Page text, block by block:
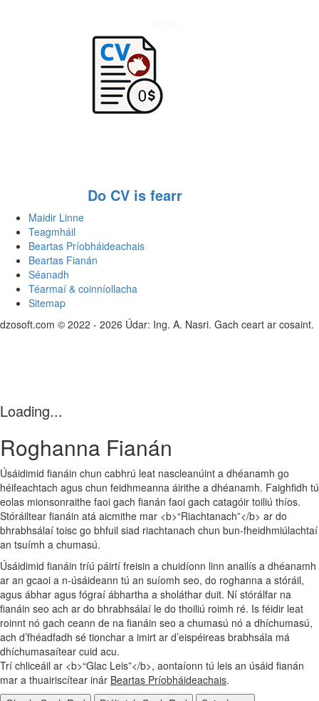
Do CV is fearr
Maidir Linne
Teagmháil
Beartas Príobháideachais
Beartas Fianán
Séanadh
Téarmaí & coinníollacha
Sitemap
dzosoft.com © 2022 - 2026 Údar: Ing. A. Nasri. Gach ceart ar cosaint.
Loading...
Roghanna Fianán
Úsáidimid fianáin chun cabhrú leat nascleanúint a dhéanamh go
héifeachtach agus chun feidhmeanna áirithe a dhéanamh. Faighfidh tú
eolas mionsonraithe faoi gach fianán faoi gach catagóir toiliú thíos.
Stóráiltear fianáin atá aicmithe mar <b>“Riachtanach”</b> ar do
bhrabhsálaí toisc go bhfuil siad riachtanach chun bun‑fheidhmiúlachtaí
an tsuímh a chumasú.
Úsáidimid fianáin tríú páirtí freisin a chuidíonn linn anailís a dhéanamh
ar an gcaoi a n‑úsáideann tú an suíomh seo, do roghanna a stóráil,
agus ábhar agus fógraí ábhartha a sholáthar duit. Ní stórálfar na
fianáin seo ach ar do bhrabhsálaí le do thoiliú roimh ré. Is féidir leat
roinnt nó gach ceann de na fianáin seo a chumasú nó a dhíchumasú,
ach d’fhéadfadh sé tionchar a imirt ar d’eispéireas brabhsála má
dhíchumasaítear cuid acu.
Trí chliceáil ar <b>“Glac Leis”</b>, aontaíonn tú leis an úsáid fianán
mar a thuairiscítear inár Beartas Príobháideachais.